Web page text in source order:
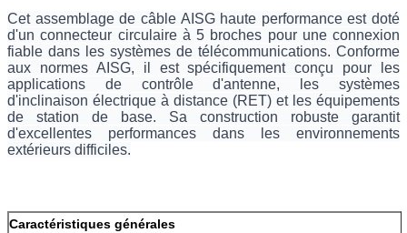
Cet assemblage de câble AISG haute performance est doté
d'un connecteur circulaire à 5 broches pour une connexion
fiable dans les systèmes de télécommunications. Conforme
aux normes AISG, il est spécifiquement conçu pour les
applications de contrôle d'antenne, les systèmes
d'inclinaison électrique à distance (RET) et les équipements
de station de base. Sa construction robuste garantit
d'excellentes performances dans les environnements
extérieurs difficiles.
Caractéristiques générales